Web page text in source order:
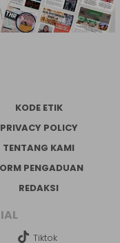
KODE ETIK
PRIVACY POLICY
TENTANG KAMI
PENGADUAN
REDAKSI
Tiktok